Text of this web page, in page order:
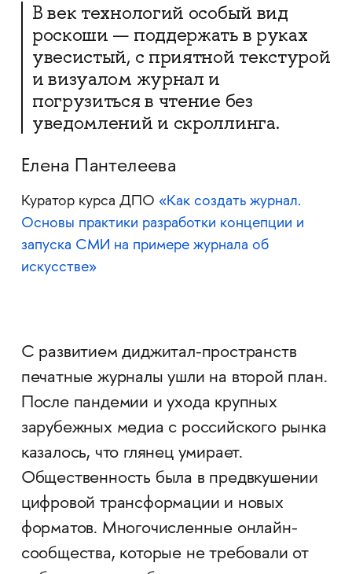
В век технологий особый вид
роскоши — поддержать в руках
увесистый, с приятной текстурой
и визуалом журнал и
погрузиться в чтение без
уведомлений и скроллинга.
Елена Пантелеева
Куратор курса ДПО «Как создать журнал.
Основы практики разработки концепции и
запуска СМИ на примере журнала об
искусстве»
С развитием диджитал-пространств
печатные журналы ушли на второй план.
После пандемии и ухода крупных
зарубежных медиа с российского рынка
казалось, что глянец умирает.
Общественность была в предвкушении
цифровой трансформации и новых
форматов. Многочисленные онлайн-
сообщества, которые не требовали от